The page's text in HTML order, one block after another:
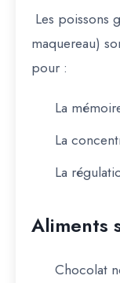
Les poissons
maquereau)
pour :
La
La
La
Aliments
Chocolat